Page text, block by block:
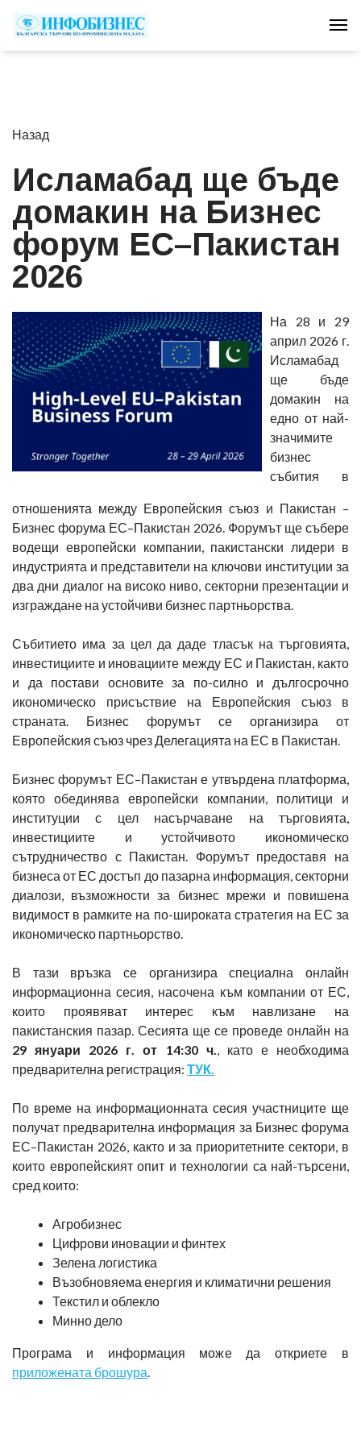
Назад
Исламабад ще бъде
домакин на Бизнес
форум ЕС–Пакистан
2026
На 28 и 29
април 2026 г.
Исламабад
ще бъде
домакин на
едно от най-
значимите
бизнес
събития в
отношенията между Европейския съюз и Пакистан –
Бизнес форума ЕС–Пакистан 2026. Форумът ще събере
водещи европейски компании, пакистански лидери в
индустрията и представители на ключови институции за
два дни диалог на високо ниво, секторни презентации и
изграждане на устойчиви бизнес партньорства.
Събитието има за цел да даде тласък на търговията,
инвестициите и иновациите между ЕС и Пакистан, както
и да постави основите за по-силно и дългосрочно
икономическо присъствие на Европейския съюз в
страната. Бизнес форумът се организира от
Европейския съюз чрез Делегацията на ЕС в Пакистан.
Бизнес форумът ЕС–Пакистан е утвърдена платформа,
която обединява европейски компании, политици и
институции с цел насърчаване на търговията,
инвестициите и устойчивото икономическо
сътрудничество с Пакистан. Форумът предоставя на
бизнеса от ЕС достъп до пазарна информация, секторни
диалози, възможности за бизнес мрежи и повишена
видимост в рамките на по-широката стратегия на ЕС за
икономическо партньорство.
В тази връзка се организира специална онлайн
информационна сесия, насочена към компании от ЕС,
които проявяват интерес към навлизане на
пакистанския пазар. Сесията ще се проведе онлайн на
29 януари 2026 г. от 14:30 ч.
, като е необходима
предварителна регистрация: ТУК.
По време на информационната сесия участниците ще
получат предварителна информация за Бизнес форума
ЕС–Пакистан 2026, както и за приоритетните сектори, в
които европейският опит и технологии са най-търсени,
сред които:
Агробизнес
Цифрови иновации и финтех
Зелена логистика
Възобновяема енергия и климатични решения
Текстил и облекло
Минно дело
Програма и информация може да откриете в
приложената брошура